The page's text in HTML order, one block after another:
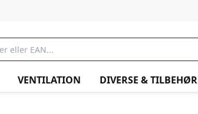
VENTILATION DIVERSE & TILBEHØR